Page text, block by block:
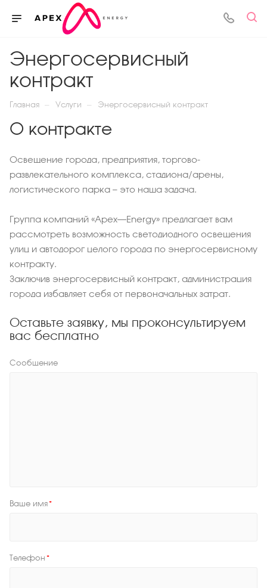
Энергосервисный
контракт
Главная — Услуги — Энергосервисный контракт
О контракте
Освещение города, предприятия, торгово-
развлекательного комплекса, стадиона/арены,
логистического парка — это наша задача.
Группа компаний «‎Apex–Energy» предлагает вам
рассмотреть возможность светодиодного освещения
улиц и автодорог целого города по энергосервисному
контракту.
Заключив энергосервисный контракт, администрация
города избавляет себя от первоначальных затрат.
Оставьте заявку, мы проконсультируем
вас бесплатно
Сообщение
Ваше имя*
Телефон *